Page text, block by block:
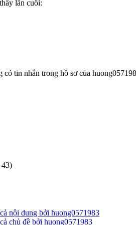
lần cuối:
có tin nhắn trong hồ sơ của
43)
nội dung bởi huong0571983
chủ đề bởi huong0571983